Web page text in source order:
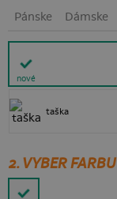
Pánske Dámske
nové
taška
2. VYBER FARBU